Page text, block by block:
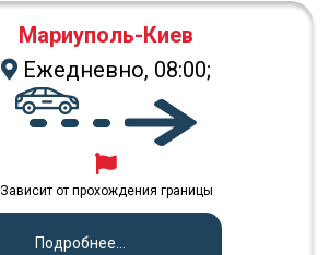
Мариуполь-Киев
Ежедневно, 08:00;
Зависит от прохождения границы
Подробнее...